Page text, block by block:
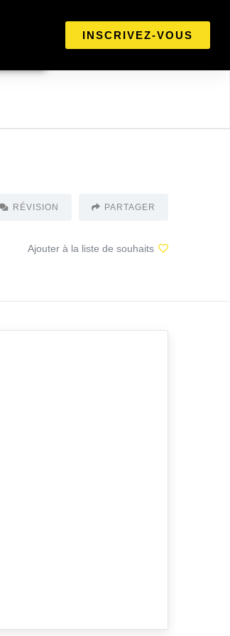
INSCRIVEZ-VOUS
RÉVISION PARTAGER
Ajouter à la liste de souhaits